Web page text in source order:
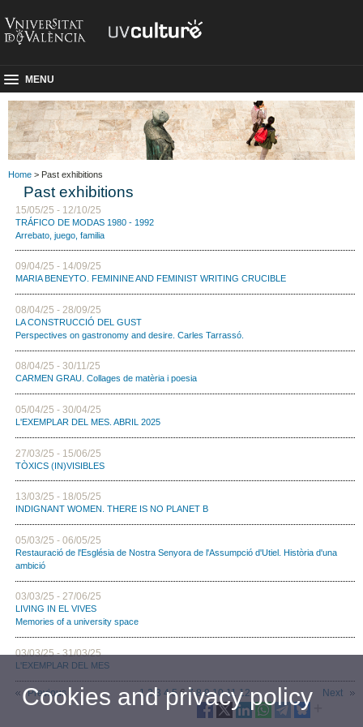
MENU
Home > Past exhibitions
Past exhibitions
15/05/25 - 12/10/25
TRÁFICO DE MODAS 1980 - 1992
Arrebato, juego, familia
09/04/25 - 14/09/25
MARIA BENEYTO. FEMININE AND FEMINIST WRITING CRUCIBLE
08/04/25 - 28/09/25
LA CONSTRUCCIÓ DEL GUST
Perspectives on gastronomy and desire. Carles Tarrassó.
08/04/25 - 30/11/25
CARMEN GRAU. Collages de matèria i poesia
05/04/25 - 30/04/25
L'EXEMPLAR DEL MES. ABRIL 2025
27/03/25 - 15/06/25
TÒXICS (IN)VISIBLES
13/03/25 - 18/05/25
INDIGNANT WOMEN. THERE IS NO PLANET B
05/03/25 - 06/05/25
Restauració de l'Església de Nostra Senyora de l'Assumpció d'Utiel. Història d'una
ambició
03/03/25 - 27/06/25
LIVING IN EL VIVES
Memories of a university space
03/03/25 - 31/03/25
L'EXEMPLAR DEL MES
Previous 1 2 3 4 5 6 7 8 9 10 11 12 Next
Cookies and privacy policy